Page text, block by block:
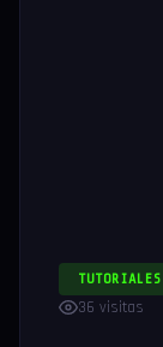
TUTORIALES
36 visitas